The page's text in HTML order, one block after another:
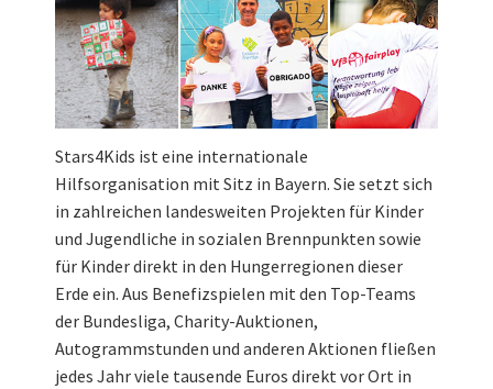
Stars4Kids ist eine internationale
Hilfsorganisation mit Sitz in Bayern. Sie setzt sich
in zahlreichen landesweiten Projekten für Kinder
und Jugendliche in sozialen Brennpunkten sowie
für Kinder direkt in den Hungerregionen dieser
Erde ein. Aus Benefizspielen mit den Top-Teams
der Bundesliga, Charity-Auktionen,
Autogrammstunden und anderen Aktionen fließen
jedes Jahr viele tausende Euros direkt vor Ort in